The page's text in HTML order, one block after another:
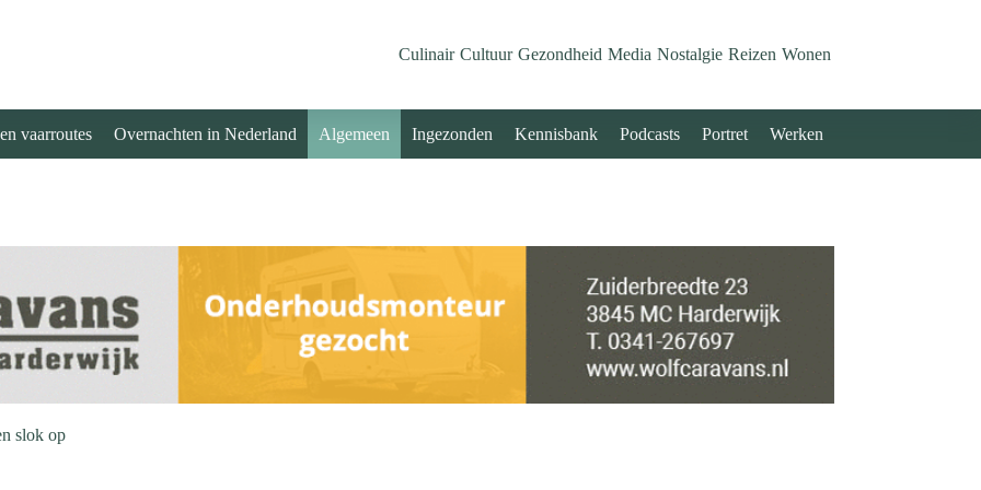
Culinair Cultuur Gezondheid Media Nostalgie Reizen Wonen
vaarroutes Overnachten in Nederland Algemeen Ingezonden Kennisbank Podcasts Portret Werken
slok op